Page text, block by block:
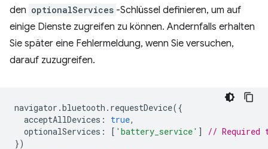
den optionalServices -Schlüssel definieren, um auf
einige Dienste zugreifen zu können. Andernfalls erhalten
Sie später eine Fehlermeldung, wenn Sie versuchen,
darauf zuzugreifen.
navigator .bluetooth . requestDevice({
acceptAllDevices : true,
optionalServices : [ 'battery_service' ]
// Required
})